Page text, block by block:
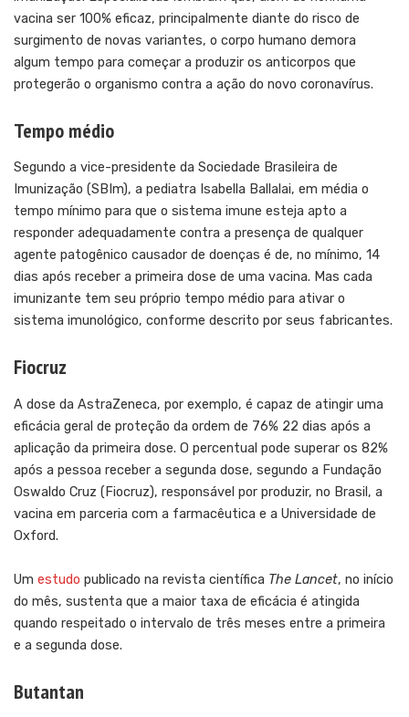
vacina ser 100% eficaz, principalmente diante do risco de
surgimento de novas variantes, o corpo humano demora
algum tempo para começar a produzir os anticorpos que
protegerão o organismo contra a ação do novo coronavírus.
Tempo médio
Segundo a vice-presidente da Sociedade Brasileira de
Imunização (SBIm), a pediatra Isabella Ballalai, em média o
tempo mínimo para que o sistema imune esteja apto a
responder adequadamente contra a presença de qualquer
agente patogênico causador de doenças é de, no mínimo, 14
dias após receber a primeira dose de uma vacina. Mas cada
imunizante tem seu próprio tempo médio para ativar o
sistema imunológico, conforme descrito por seus fabricantes.
Fiocruz
A dose da AstraZeneca, por exemplo, é capaz de atingir uma
eficácia geral de proteção da ordem de 76% 22 dias após a
aplicação da primeira dose. O percentual pode superar os 82%
após a pessoa receber a segunda dose, segundo a Fundação
Oswaldo Cruz (Fiocruz), responsável por produzir, no Brasil, a
vacina em parceria com a farmacêutica e a Universidade de
Oxford.
Um estudo publicado na revista científica The Lancet, no início
do mês, sustenta que a maior taxa de eficácia é atingida
quando respeitado o intervalo de três meses entre a primeira
e a segunda dose.
Butantan